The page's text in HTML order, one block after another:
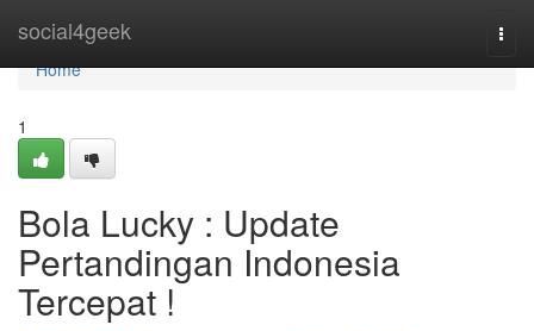
social4geek
Home
Home
1
Bola Lucky : Update
Pertandingan Indonesia
Tercepat !